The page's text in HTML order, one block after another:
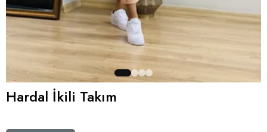
Hardal İkili Takım